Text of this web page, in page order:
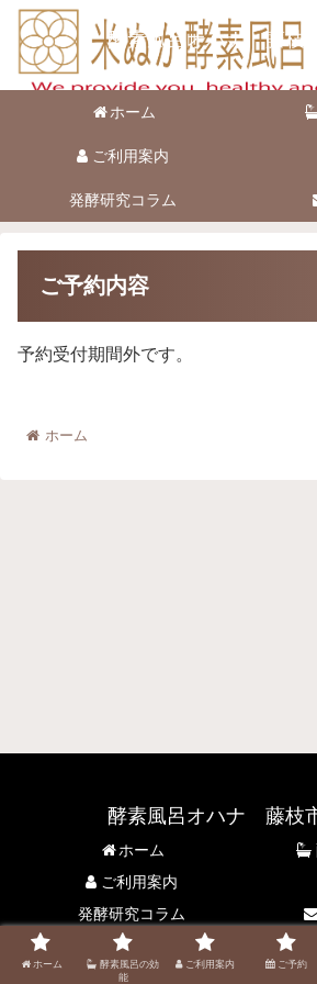
酵素風呂オハナ 藤枝
ホーム
ご利用案内
発酵研究コラム
ご予約内容
予約受付期間外です。
ホーム
酵素風呂オハナ 藤枝
ホーム
ご利用案内
発酵研究コラム
© 2021 酵素風呂オハナ 藤枝
ホーム
酵素風呂の効
能
ご利用案内 ご予約